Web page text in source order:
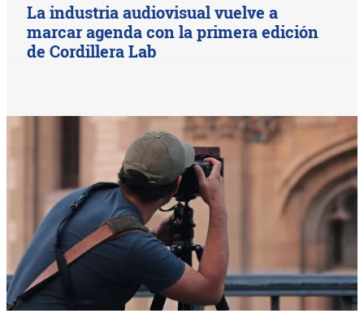
La industria audiovisual vuelve a
marcar agenda con la primera edición
de Cordillera Lab